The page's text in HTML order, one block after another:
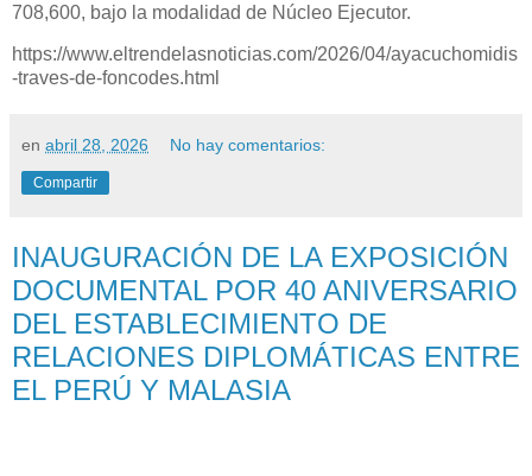
708,600, bajo la modalidad de Núcleo Ejecutor.
https://www.eltrendelasnoticias.com/2026/04/ayacuchomidis
-traves-de-foncodes.html
en abril 28, 2026 No hay comentarios:
Compartir
INAUGURACIÓN DE LA EXPOSICIÓN
DOCUMENTAL POR 40 ANIVERSARIO
DEL ESTABLECIMIENTO DE
RELACIONES DIPLOMÁTICAS ENTRE
EL PERÚ Y MALASIA